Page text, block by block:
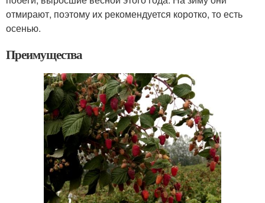
отмирают, поэтому их рекомендуется коротко, то есть
осенью.
Преимущества